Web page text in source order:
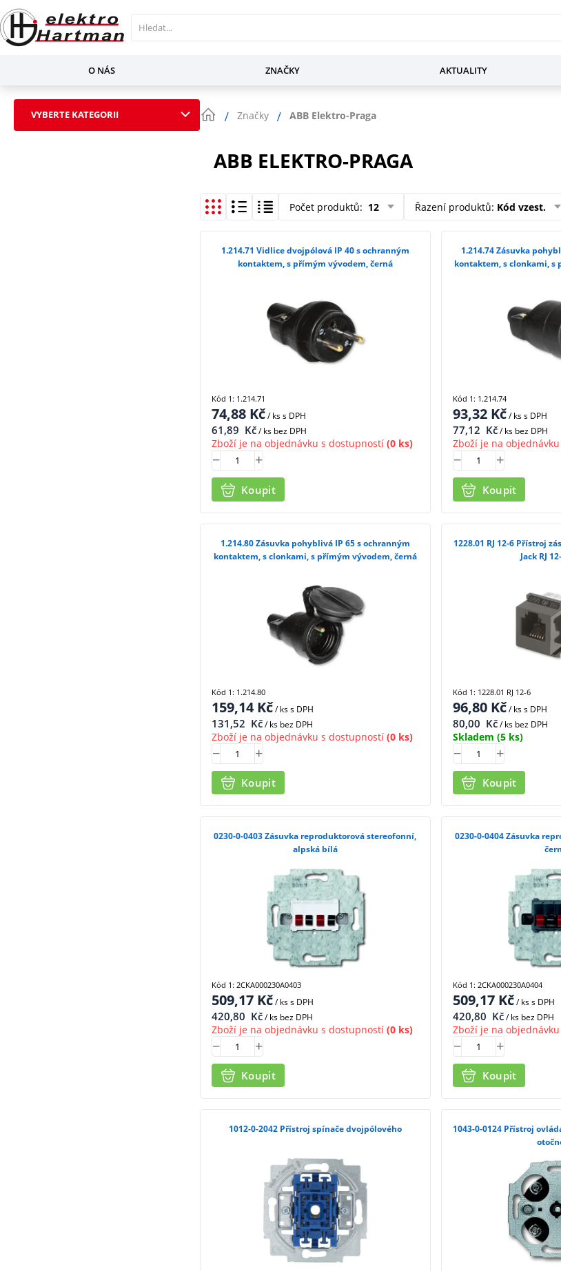
O NÁS ZNAČKY AKTUALITY
VYBERTE KATEGORII Značky ABB Elektro-Praga
ABB ELEKTRO-PRAGA
Počet produktů: 12 Řazení produktů: Kód vzest.
1.214.71 Vidlice dvojpólová IP 40 s ochranným
kontaktem, s přímým vývodem, černá
74,88 Kč/ kss DPH
61,89 Kč/ ks bez DPH
Zboží je na objednávku s dostupností (0 ks)
Koupit
Kód 1: 1.214.71
1.214.74 Zásuvka pohyblivá IP 40 s ochranným
kontaktem, s clonkami, s
93,32Kč/ kss DPH
77,12 Kč/ ks bez DPH
Zboží je na
Koupit
Kód 1: 1.214.74
1.214.80 Zásuvka pohyblivá IP 65 s ochranným
kontaktem, s clonkami, s přímým vývodem, černá
159,14Kč/ kss DPH
131,52 Kč/ ks bez DPH
Zboží je na objednávku s dostupností (0 ks)
Koupit
Kód 1: 1.214.80
1228.01 RJ 12-6 Přístroj zásuvky telefonní Modular
Jack RJ
96,80Kč/ kss DPH
80,00 Kč/ ks bez DPH
Skladem (5 ks)
Koupit
Kód 1: 1228.01 RJ 12-6
0230-0-0403 Zásuvka reproduktorová stereofonní,
alpská bílá
509,17 Kč/ kss DPH
420,80 Kč/ ks bez DPH
Zboží je na objednávku s dostupností (0 ks)
Koupit
Kód 1: 2CKA000230A0403
0230-0-0404 Zásuvka reproduktorová stereofonní,
509,17Kč/ kss DPH
420,80 Kč/ ks bez DPH
Zboží je na
Koupit
Kód 1: 2CKA000230A0404
1012-0-2042 Přístroj spínače dvojpólového
1043-0-0124 Přístroj ovládače časového zapínacího